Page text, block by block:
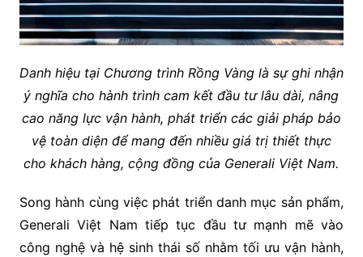
Danh hiệu tại Chương trình Rồng Vàng là sự ghi nhận
ý nghĩa cho hành trình cam kết đầu tư lâu dài, nâng
cao năng lực vận hành, phát triển các giải pháp bảo
vệ toàn diện để mang đến nhiều giá trị thiết thực
cho khách hàng, cộng đồng của Generali Việt Nam.
Song hành cùng việc phát triển danh mục sản phẩm,
Generali Việt Nam tiếp tục đầu tư mạnh mẽ vào
công nghệ và hệ sinh thái số nhằm tối ưu vận hành,